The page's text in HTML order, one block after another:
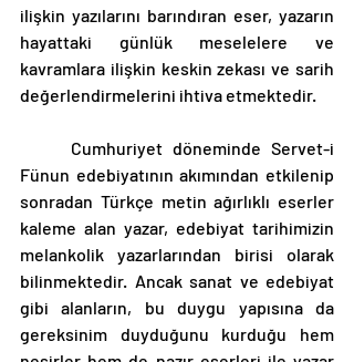
ilişkin yazılarını barındıran eser, yazarın
hayattaki günlük meselelere ve
kavramlara ilişkin keskin zekası ve sarih
değerlendirmelerini ihtiva etmektedir.
Fünun edebiyatının akımından etkilenip
sonradan Türkçe metin ağırlıklı eserler
kaleme alan yazar, edebiyat tarihimizin
melankolik yazarlarından birisi olarak
bilinmektedir. Ancak sanat ve edebiyat
gibi alanların, bu duygu yapısına da
gereksinim duyduğunu kurduğu hem